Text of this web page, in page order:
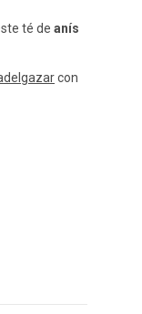
té de anís
con